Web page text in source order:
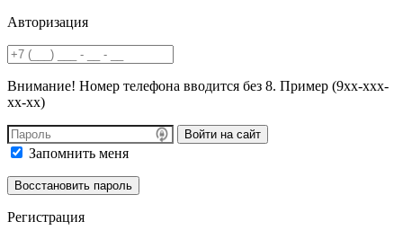
Авторизация
Внимание! Номер телефона вводится без 8. Пример (9хх-ххх-
хх-хх)
Войти на сайт
Запомнить меня
Регистрация